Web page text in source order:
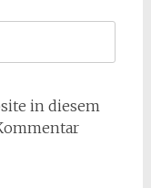
in diesem